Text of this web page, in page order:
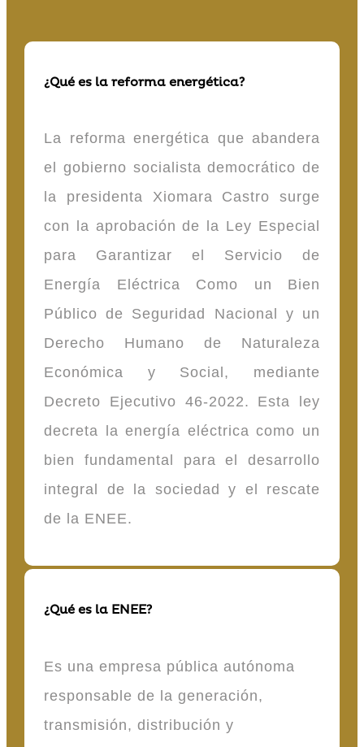
¿Qué es la reforma energética?
La reforma energética que abandera
el gobierno socialista democrático de
la presidenta Xiomara Castro surge
con la aprobación de la Ley Especial
para Garantizar el Servicio de
Energía Eléctrica Como un Bien
Público de Seguridad Nacional y un
Derecho Humano de Naturaleza
Económica y Social, mediante
Decreto Ejecutivo 46-2022. Esta ley
decreta la energía eléctrica como un
bien fundamental para el desarrollo
integral de la sociedad y el rescate
de la ENEE.
¿Qué es la ENEE?
Es una empresa pública autónoma
responsable de la generación,
transmisión, distribución y